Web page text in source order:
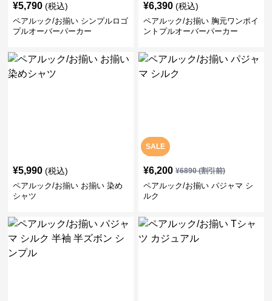
¥5,790 (税込)
ペアルック/お揃い シンプルロゴ
プルオーバーパーカー
¥6,390 (税込)
ペアルック/お揃い 胸元ワンポイ
ントプルオーバーパーカー
¥5,990 (税込)
ペアルック/お揃い お揃い 染め
シャツ
SALE
¥6,200 ¥6890(割引前)
ペアルック/お揃い パジャマ シ
ルク